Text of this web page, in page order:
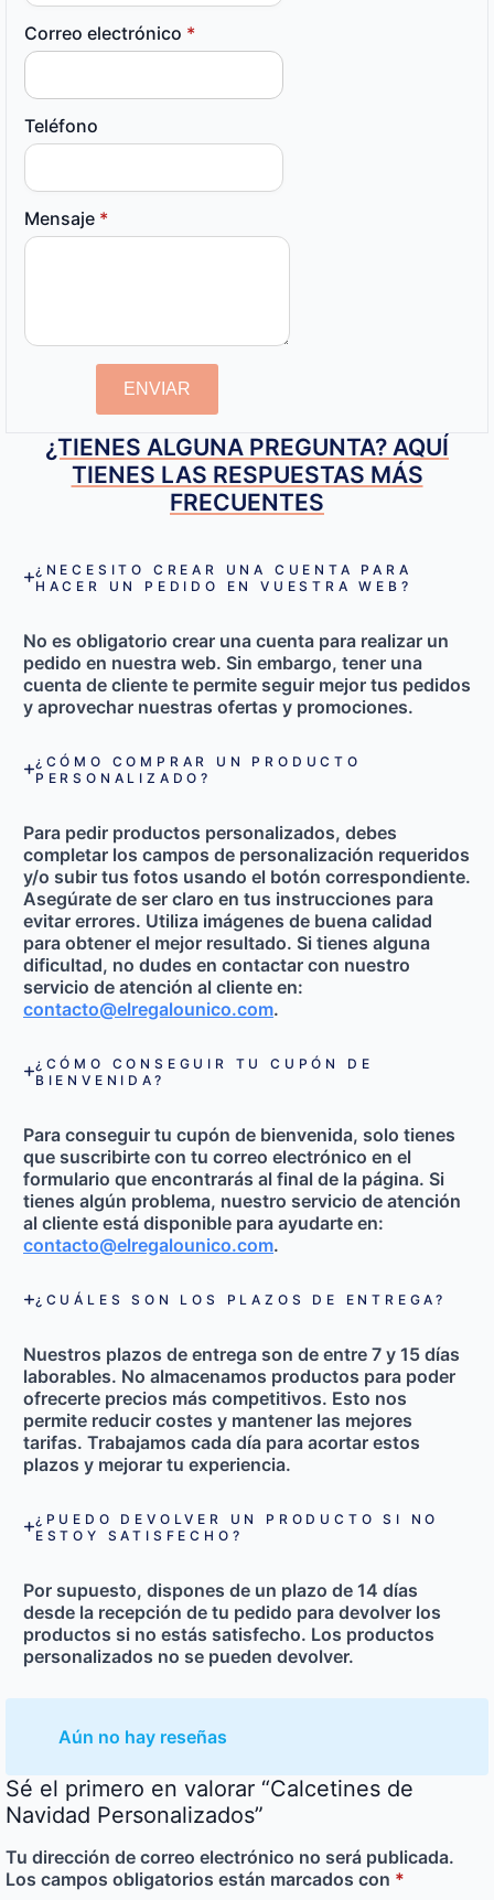
Correo electrónico *
Teléfono
Mensaje *
ENVIAR
¿TIENES ALGUNA PREGUNTA? AQUÍ
TIENES LAS RESPUESTAS MÁS
FRECUENTES
¿NECESITO CREAR UNA CUENTA PARA
HACER UN PEDIDO EN VUESTRA WEB?
No es obligatorio crear una cuenta para realizar un
pedido en nuestra web. Sin embargo, tener una
cuenta de cliente te permite seguir mejor tus pedidos
y aprovechar nuestras ofertas y promociones.
¿CÓMO COMPRAR UN PRODUCTO
PERSONALIZADO?
Para pedir productos personalizados, debes
completar los campos de personalización requeridos
y/o subir tus fotos usando el botón correspondiente.
Asegúrate de ser claro en tus instrucciones para
evitar errores. Utiliza imágenes de buena calidad
para obtener el mejor resultado. Si tienes alguna
dificultad, no dudes en contactar con nuestro
servicio de atención al cliente en:
contacto@elregalounico.com.
¿CÓMO CONSEGUIR TU CUPÓN DE
BIENVENIDA?
Para conseguir tu cupón de bienvenida, solo tienes
que suscribirte con tu correo electrónico en el
formulario que encontrarás al final de la página. Si
tienes algún problema, nuestro servicio de atención
al cliente está disponible para ayudarte en:
contacto@elregalounico.com.
¿CUÁLES SON LOS PLAZOS DE ENTREGA?
Nuestros plazos de entrega son de entre 7 y 15 días
laborables. No almacenamos productos para poder
ofrecerte precios más competitivos. Esto nos
permite reducir costes y mantener las mejores
tarifas. Trabajamos cada día para acortar estos
plazos y mejorar tu experiencia.
¿PUEDO DEVOLVER UN PRODUCTO SI NO
ESTOY SATISFECHO?
Por supuesto, dispones de un plazo de 14 días
desde la recepción de tu pedido para devolver los
productos si no estás satisfecho. Los productos
personalizados no se pueden devolver.
Aún no hay reseñas
Sé el primero en valorar “Calcetines de
Navidad Personalizados”
Tu dirección de correo electrónico no será publicada.
Los campos obligatorios están marcados con *